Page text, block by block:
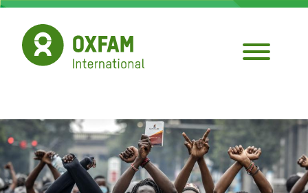
Aller
contenu
principal